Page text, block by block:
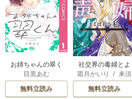
お姉ちゃんの翠く
ん
目黒あむ
無料立読み
社交界の毒婦とよ
ばれる私～素敵な
辺境伯令息に腕を
折られたので、責
霜月かいり /来須
みかん
無料立読み